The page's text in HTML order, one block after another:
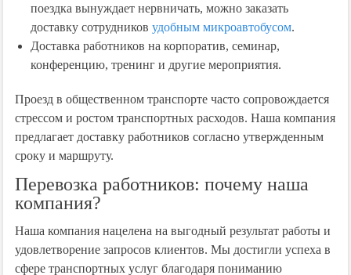
поездка вынуждает нервничать, можно заказать
доставку сотрудниковудобным микроавтобусом.
Доставка работников на корпоратив, семинар,
конференцию, тренинг и другие мероприятия.
Проезд в общественном транспорте часто сопровождается
стрессом и ростом транспортных расходов. Наша компания
предлагает доставку работников согласно утвержденным
сроку и маршруту.
Перевозка работников: почему наша
компания?
Наша компания нацелена на выгодный результат работы и
удовлетворение запросов клиентов. Мы достигли успеха в
сфере транспортных услуг благодаря пониманию